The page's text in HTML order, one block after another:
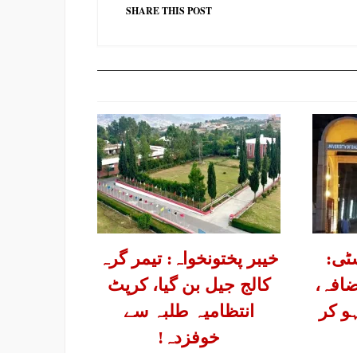
SHARE THIS POST
خیبر پختونخواہ: تیمر گرہ
کالج جیل بن گیا، کرپٹ
انتظامیہ طلبہ سے
خوفزدہ!
کر